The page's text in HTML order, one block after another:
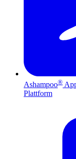
Ashampoo®
Plattform